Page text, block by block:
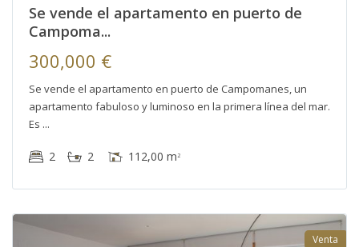
Se vende el apartamento en puerto de
Campoma...
300,000 €
Se vende el apartamento en puerto de Campomanes, un
apartamento fabuloso y luminoso en la primera línea del mar.
Es
2 2 112,00 m2
Venta